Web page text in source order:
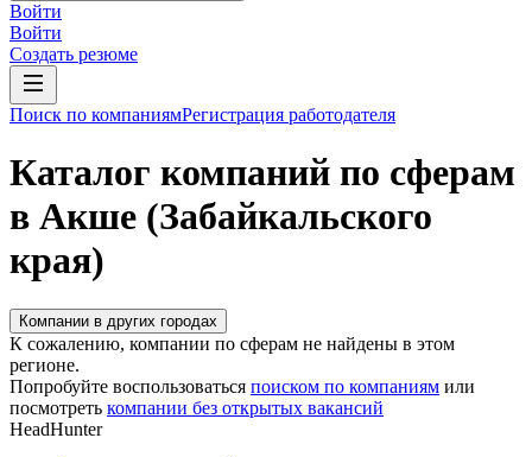
Войти
Войти
Создать резюме
Поиск по компаниямРегистрация работодателя
Каталог компаний по сферам
в Акше (Забайкальского
края)
Компании в других городах
К сожалению, компании по сферам не найдены в этом
регионе.
Попробуйте воспользоваться поиском по компаниям или
посмотреть компании без открытых вакансий
HeadHunter